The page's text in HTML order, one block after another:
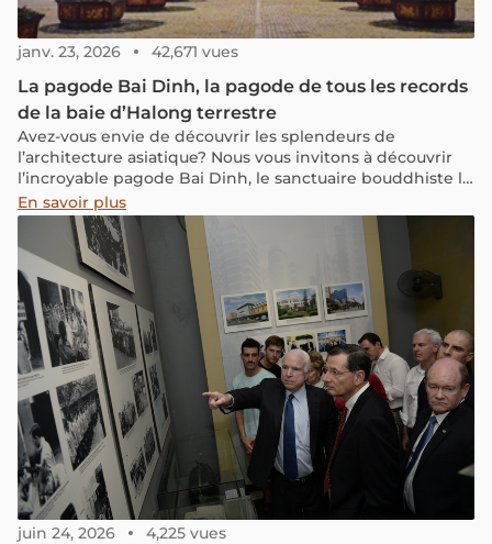
janv. 23, 2026 42,671 vues
La pagode Bai Dinh, la pagode de tous les records
de la baie d’Halong terrestre
Avez-vous envie de découvrir les splendeurs de
l’architecture asiatique? Nous vous invitons à découvrir
l’incroyable pagode Bai Dinh, le sanctuaire bouddhiste le
plus important du Vietnam et d’Asie du sud-est.
En savoir plus
juin 24, 2026 4,225 vues